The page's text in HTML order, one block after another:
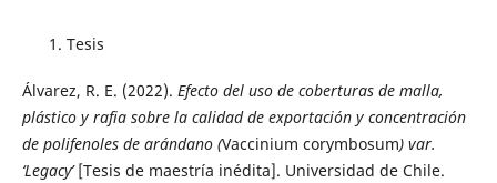
Tesis
Álvarez, R. E. (2022). Efecto del uso de coberturas de malla,
plástico y rafia sobre la calidad de exportación y concentración
de polifenoles de arándano (Vaccinium corymbosum) var.
‘Legacy’[Tesis de maestría inédita]. Universidad de Chile.